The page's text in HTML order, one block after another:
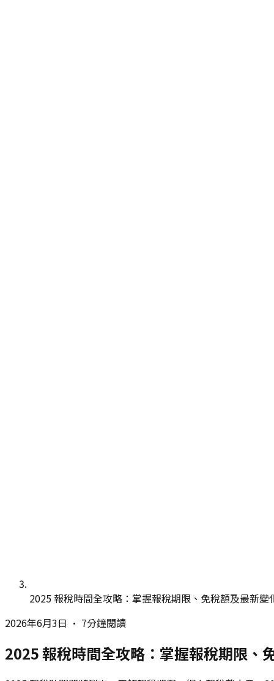
2025 報稅時間全攻略：掌握報稅期限、免稅額及最新變
2026年6月3日 • 7分鐘閱讀
2025 報稅時間全攻略：掌握報稅期限、